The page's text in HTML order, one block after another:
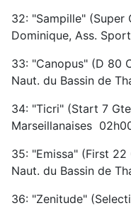
32: "Sampille" (Super
Dominique, Ass.
33: "Canopus" (D 80
Naut. du Bassin de
34: "Ticri" (Start 7
Marseillanaises
35: "Emissa" (First
Naut. du Bassin de
36: "Zenitude"